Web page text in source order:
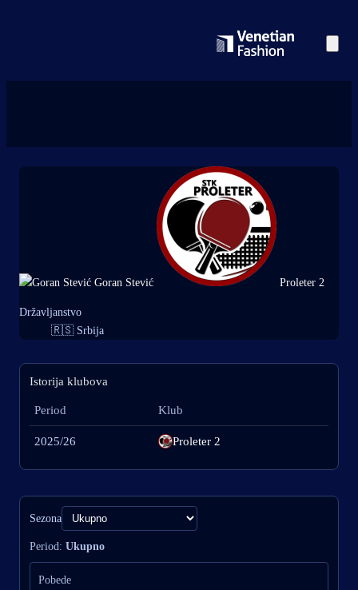
Goran Stević Proleter 2
Državljanstvo
🇷🇸 Srbija
Istorija klubova
Period Klub
2025/26 Proleter 2
Sezona
Period: Ukupno
Pobede